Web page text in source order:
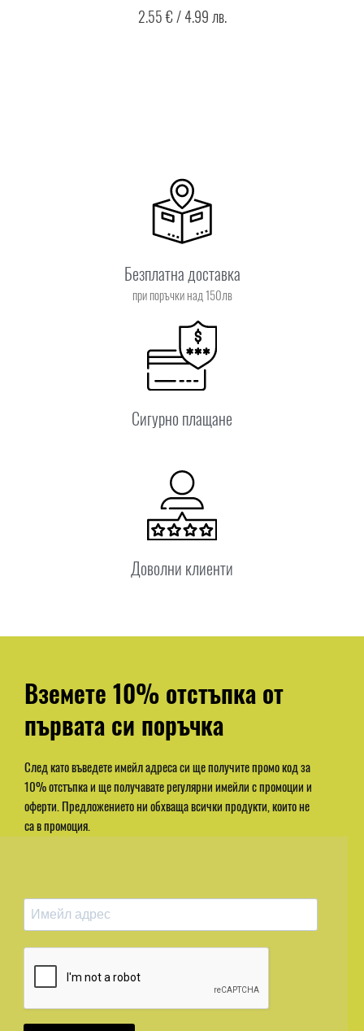
2.55€/4.99 лв.
Безплатна доставка
при поръчки над 150лв
Сигурно плащане
Доволни клиенти
Вземете 10% отстъпка от
първата си поръчка
След като въведете имейл адреса си ще получите промо код за
10% отстъпка и ще получавате регулярни имейли с промоции и
оферти. Предложението ни обхваща всички продукти, които не
са в промоция.